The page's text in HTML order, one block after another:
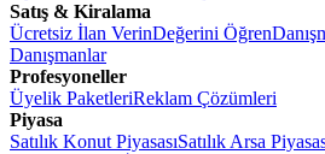
Satış & Kiralama
Ücretsiz İlan VerinDeğerini Öğren
Danışmanlar
Profesyoneller
Üyelik PaketleriReklam Çözümleri
Piyasa
Satılık Konut PiyasasıSatılık Arsa